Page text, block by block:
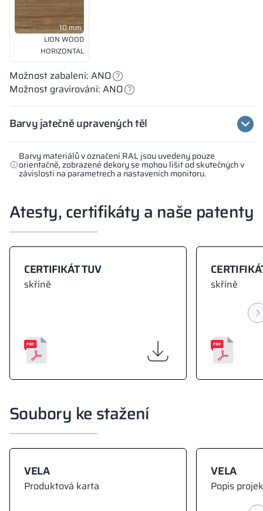
Barvy materiálů v označení RAL jsou uvedeny pouze
orientačně, zobrazené dekory se mohou lišit od skutečných v
závislosti na parametrech a nastaveních monitoru.
10 mm
LION WOOD
HORIZONTAL
Možnost zabalení: ANO
Možnost gravírování: ANO
Barvy jatečně upravených těl
Atesty, certifikáty a naše patenty
CERTIFIKÁT TUV
skříně skříně
Soubory ke stažení
VELA
Produktová karta
VELA
Popis